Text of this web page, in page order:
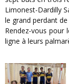
Limonest-Dardilly
le grand perdant
Rendez-vous pour
ligne à leurs